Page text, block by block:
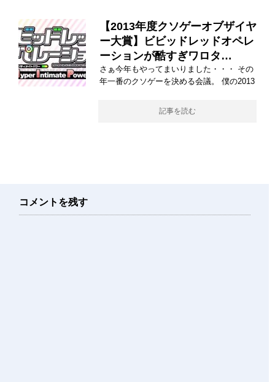
【2013年度クソゲーオブザイヤ
ー大賞】ビビッドレッドオペレ
ーションが酷すぎワロタ…
さぁ今年もやってまいりました・・・ その
年一番のクソゲーを決める会議。 僕の2013
記事を読む
コメントを残す